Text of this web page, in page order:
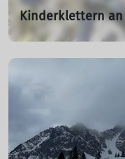
Kinderklettern
10.05.2025